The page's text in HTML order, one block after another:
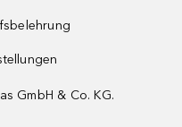
GmbH & Co. KG.